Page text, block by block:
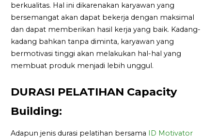
berkualitas. Hal ini dikarenakan karyawan yang
bersemangat akan dapat bekerja dengan maksimal
dan dapat memberikan hasil kerja yang baik. Kadang-
kadang bahkan tanpa diminta, karyawan yang
bermotivasi tinggi akan melakukan hal-hal yang
membuat produk menjadi lebih unggul.
DURASI PELATIHAN Capacity
Building:
Adapun jenis durasi pelatihan bersama ID Motivator